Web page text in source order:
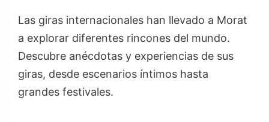
Las giras internacionales han llevado a Morat
a explorar diferentes rincones del mundo.
Descubre anécdotas y experiencias de sus
giras, desde escenarios íntimos hasta
grandes festivales.